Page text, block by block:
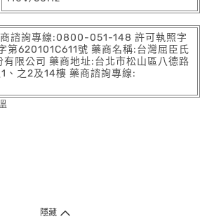
諮詢專線:0800-051-148 許可執照字
第620101C611號 藥商名稱:台灣屈臣氏
有限公司 藥商地址:台北市松山區八德路
、之2及14樓 藥商諮詢專線:
隱藏